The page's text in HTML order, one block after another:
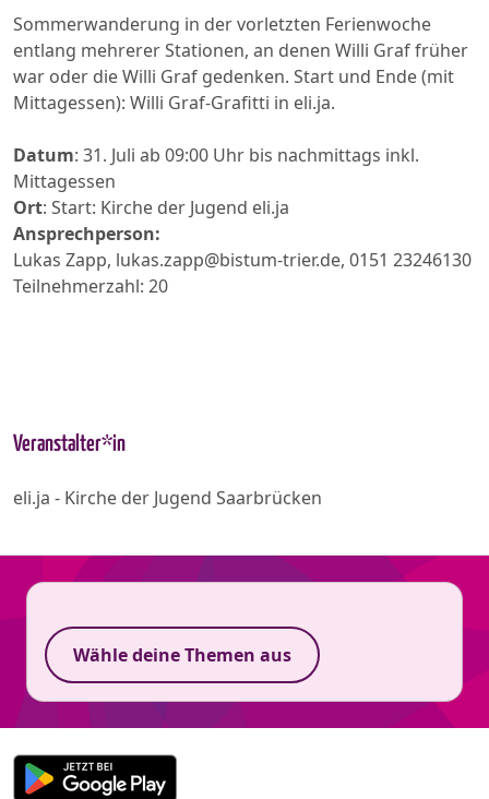
Sommerwanderung in der vorletzten Ferienwoche
entlang mehrerer Stationen, an denen Willi Graf früher
war oder die Willi Graf gedenken. Start und Ende (mit
Mittagessen): Willi Graf-Grafitti in eli.ja.
Datum: 31. Juli ab 09:00 Uhr bis nachmittags inkl.
Mittagessen
Ort: Start: Kirche der Jugend eli.ja
Ansprechperson:
Lukas Zapp, lukas.zapp@bistum-trier.de, 0151 23246130
Teilnehmerzahl: 20
Veranstalter*in
eli.ja - Kirche der Jugend Saarbrücken
Wähle deine Themen aus